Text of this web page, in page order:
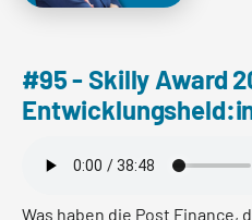
#95 - Skilly Award
Was haben die Post Finance,